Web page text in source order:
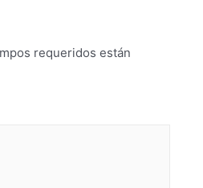
requeridos están